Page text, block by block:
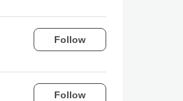
Follow
Follow